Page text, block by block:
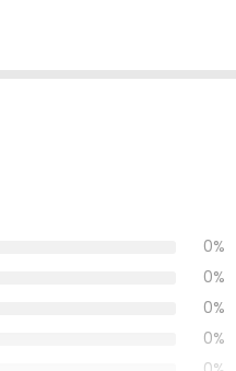
0%
0%
0%
0%